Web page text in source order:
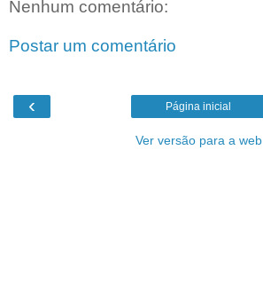
Nenhum comentário:
Postar um comentário
‹ Página inicial
Ver versão para a web